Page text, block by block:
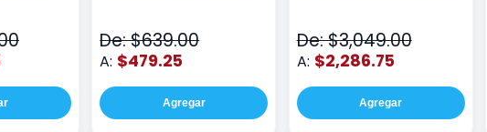
De: $639.00
A: $479.25
Agregar
De: $3,049.00
A: $2,286.75
Agregar